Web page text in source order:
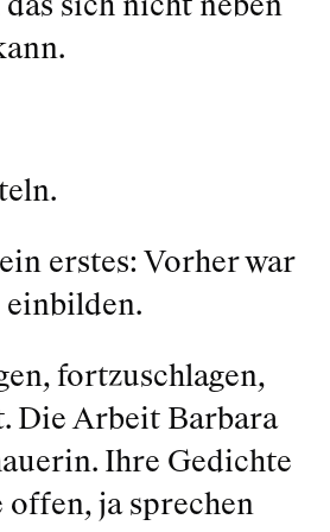
erstes: Vorher war
einbilden.
fortzuschlagen,
Die Arbeit Barbara
Ihre Gedichte
offen, ja sprechen